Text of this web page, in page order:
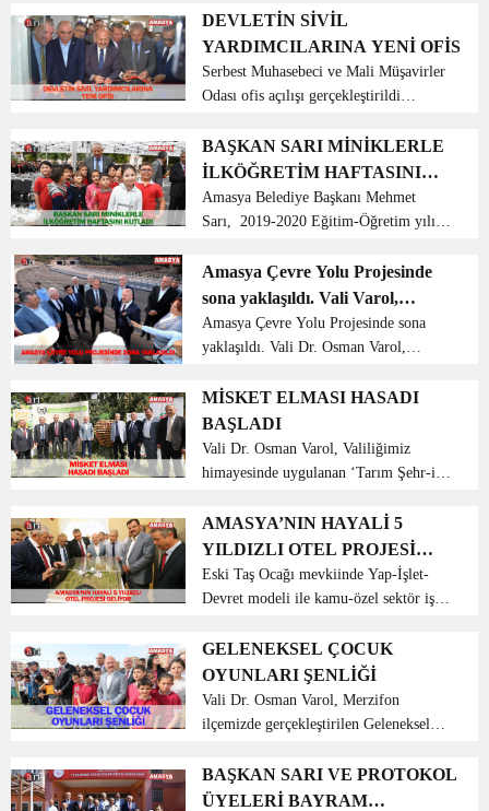
temsilcisi. Bir nevi arabuluculuk
yapıyorlar. Ben onları memleketimizin,
milletimizin kılcal dam...
DEVLETİN SİVİL
YARDIMCILARINA YENİ OFİS
Serbest Muhasebeci ve Mali Müşavirler
Odası ofis açılışı gerçekleştirildi
Serbest Muhasebeci ve Mali Müşavirler
Odası ofis açılışına katıldı. Defterdarlık
binası i...
BAŞKAN SARI MİNİKLERLE
İLKÖĞRETİM HAFTASINI
KUTLADI
Amasya Belediye Başkanı Mehmet
Sarı, 2019-2020 Eğitim-Öğretim yılı
katıldı. Serdar Zeren İlköğretim
Okulunda, 2019-2020 Eğitim Öğretim
yılı ilköğretim haftası ku...
Amasya Çevre Yolu Projesinde
sona yaklaşıldı. Vali Varol,
incelemelerde
Amasya Çevre Yolu Projesinde sona
yaklaşıldı. Vali Dr. Osman Varol,
içerisinde trafiğe açılmasının
hedeflendiğini belirtti. Amasya
Milletvekilleri M. Levent Karaho...
MİSKET ELMASI HASADI
BAŞLADI
Vali Dr. Osman Varol, Valiliğimiz
himayesinde uygulanan ‘Tarım Şehr-i
çalışmalar sonucu coğrafi işaret tescili
alınan ‘Amasya Misket Elması’ hasat
günü programına ka...
AMASYA’NIN HAYALİ 5
YILDIZLI OTEL PROJESİ
GELİYOR
Eski Taş Ocağı mevkiinde Yap-İşlet-
Devret modeli ile kamu-özel sektör iş
projesinin tanıtım toplantısında konuşan
Amasya Valisi Dr. Osman Varol,
“Ortaya koyduğ...
GELENEKSEL ÇOCUK
OYUNLARI ŞENLİĞİ
Vali Dr. Osman Varol, Merzifon
ilçemizde gerçekleştirilen Geleneksel
programına katıldı. Merzifon
Kaymakamlığı Sosyal Hizmet Merkezi
BAŞKAN SARI VE PROTOKOL
ÜYELERİ BAYRAM